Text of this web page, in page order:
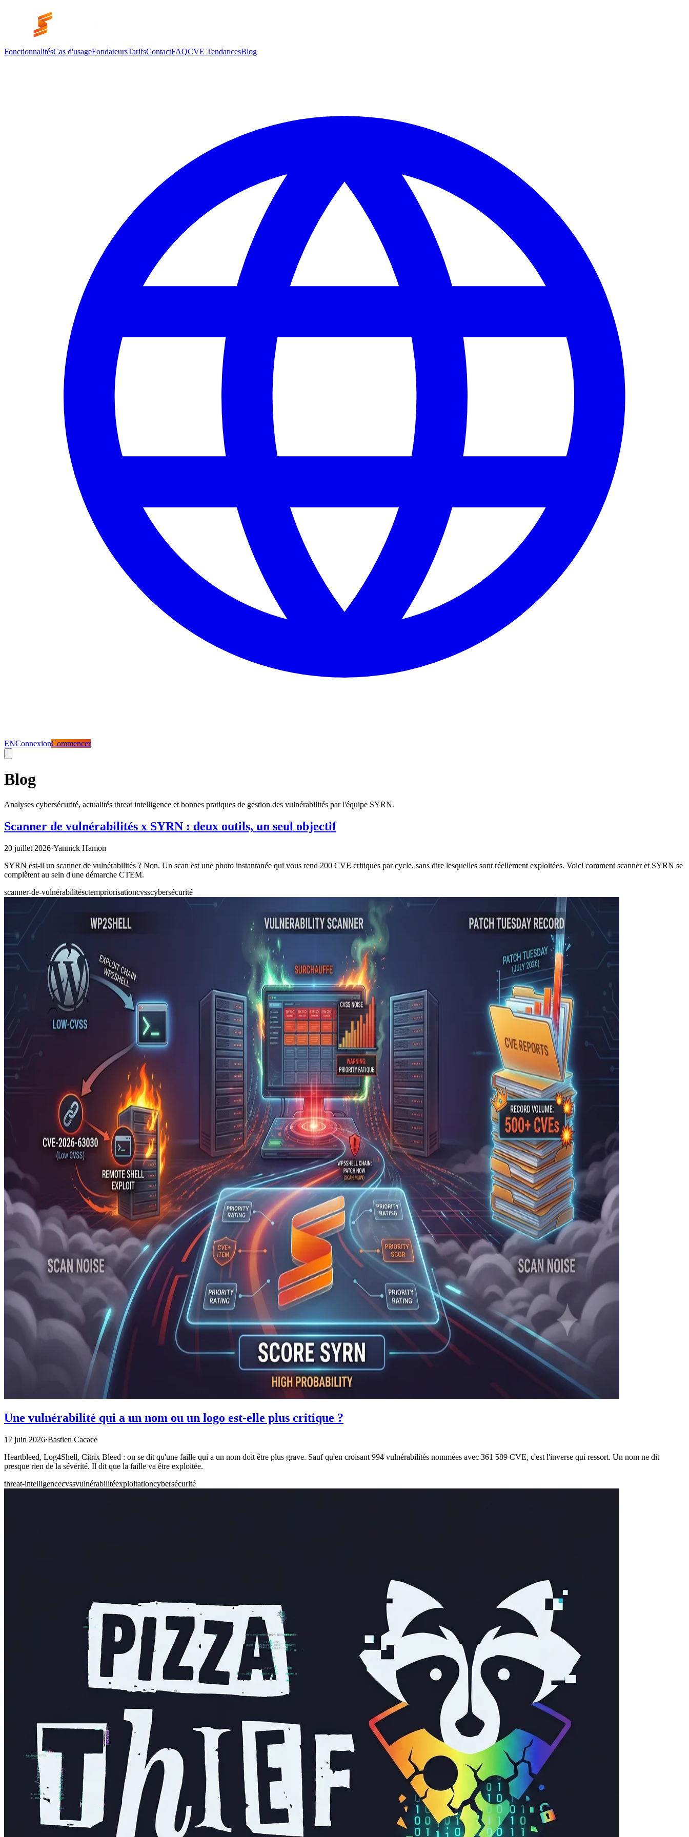
FonctionnalitésCas d'usageFondateursTarifsContactFAQCVE TendancesBlog
ENConnexionCommencer
Blog
Analyses cybersécurité, actualités threat intelligence et bonnes pratiques de gestion des vulnérabilités par l'équipe SYRN.
Scanner de vulnérabilités x SYRN : deux outils, un seul objectif
20 juillet 2026·Yannick Hamon
SYRN est-il un scanner de vulnérabilités ? Non. Un scan est une photo instantanée qui vous rend 200 CVE critiques par cycle, sans dire lesquelles sont réellement exploitées. Voici comment scanner et SYRN se
complètent au sein d'une démarche CTEM.
scanner-de-vulnérabilitésctempriorisationcvsscybersécurité
Une vulnérabilité qui a un nom ou un logo est-elle plus critique ?
17 juin 2026·Bastien Cacace
Heartbleed, Log4Shell, Citrix Bleed : on se dit qu'une faille qui a un nom doit être plus grave. Sauf qu'en croisant 994 vulnérabilités nommées avec 361 589 CVE, c'est l'inverse qui ressort. Un nom ne dit
presque rien de la sévérité. Il dit que la faille va être exploitée.
threat-intelligencecvssvulnérabilitéexploitationcybersécurité